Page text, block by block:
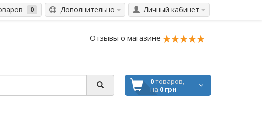
Личный кабинет
Дополнительно
0
Отзывы о магазине
0товаров,
на 0 грн